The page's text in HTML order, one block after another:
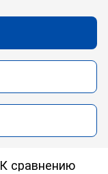
К сравнению